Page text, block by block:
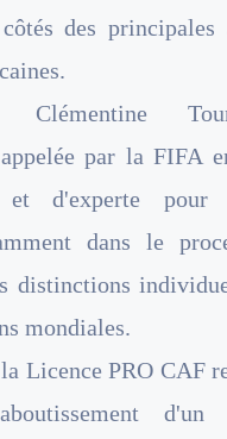
des principales
Clémentine
par la FIFA
d'experte pour
dans le
distinctions
mondiales.
Licence PRO CAF
d'un